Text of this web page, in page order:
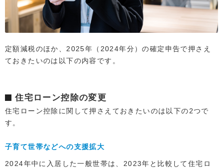
定額減税のほか、2025年（2024年分）の確定申告で押さえ
ておきたいのは以下の内容です。
住宅ローン控除の変更
住宅ローン控除に関して押さえておきたいのは以下の2つで
す。
子育て世帯などへの支援拡大
2024年中に入居した一般世帯は、2023年と比較して住宅ロ